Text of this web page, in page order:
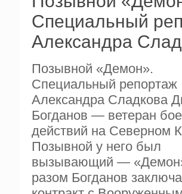
Специальный
Александра
Позывной «Демон».
Специальный репортаж
Александра Сладкова
Богданов — ветеран
действий на Северном
Позывной у него был
вызывающий —
разом Богданов